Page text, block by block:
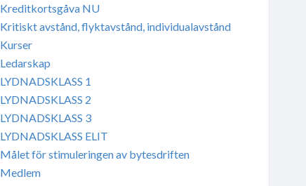
Kreditkortsgåva NU
Kritiskt avstånd, flyktavstånd, individualavstånd
Kurser
Ledarskap
LYDNADSKLASS 1
LYDNADSKLASS 2
LYDNADSKLASS 3
LYDNADSKLASS ELIT
Målet för stimuleringen av bytesdriften
Medlem